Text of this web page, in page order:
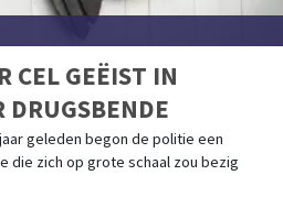
CEL GEËIST IN
DRUGSBENDE
jaar geleden begon de politie een
die zich op grote schaal zou bezig